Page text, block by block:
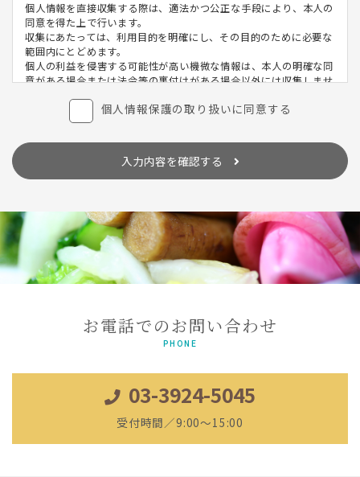
個人情報を直接収集する際は、適法かつ公正な手段により、本人の
同意を得た上で行います。
収集にあたっては、利用目的を明確にし、その目的のために必要な
範囲内にとどめます。
個人の利益を侵害する可能性が高い機微な情報は、本人の明確な同
意がある場合または法令等の裏付けがある場合以外には収集しませ
当社が個人情報の処理を伴う業務を外部から受託する場合や外部へ
委託する場合は、個人情報に関する秘密の保持、再委託に関する事
について定め、それに従います。
個人情報は、本人の同意を得た範囲内で利用、提供します。
当社が直接収集または外部から業務を受託する際に入手した個人情
報は、正確な状態に保ち、不正アクセス、紛失・破壊・改ざんおよ
び漏洩等を防止するための措置を講じます。
個人情報の処理を伴う業務を外部から受託する場合は、委託者が個
人情報を入手した際、本人の同意を得た上で、適法かつ公正な手段
によって収集したものであることを確認します。
当社は、個人情報の保護に関係する日本の法令及びその他の規範を
遵守し、本方針の継続的改善に努めます。
本人からのお問い合わせ
本人からの個人情報の取扱いに関するお問い合わせには、妥当な範
囲において、すみやかな対応に努めます。 このページの内容に関す
るご質問及びお客様がご自身の個人情報についてご確認されたい場
個人情報保護の取り扱いに同意する
入力内容を確認する
お電話でのお問い合わせ
PHONE
03-3924-5045
受付時間／9:00～15:00